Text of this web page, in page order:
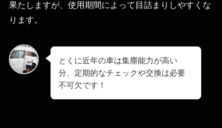
果たしますが、使用期間によって目詰まりしやすくな
ります。
とくに近年の車は集塵能力が高い
分、定期的なチェックや交換は必要
不可欠です！